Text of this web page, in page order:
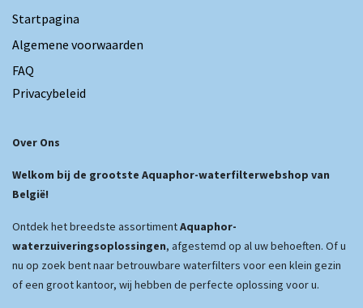
Startpagina
Algemene voorwaarden
FAQ
Privacybeleid
Over Ons
Welkom bij de grootste Aquaphor-waterfilterwebshop van
België!
Ontdek het breedste assortimentAquaphor-
waterzuiveringsoplossingen, afgestemd op al uw behoeften. Of u
nu op zoek bent naar betrouwbare waterfilters voor een klein gezin
of een groot kantoor, wij hebben de perfecte oplossing voor u.